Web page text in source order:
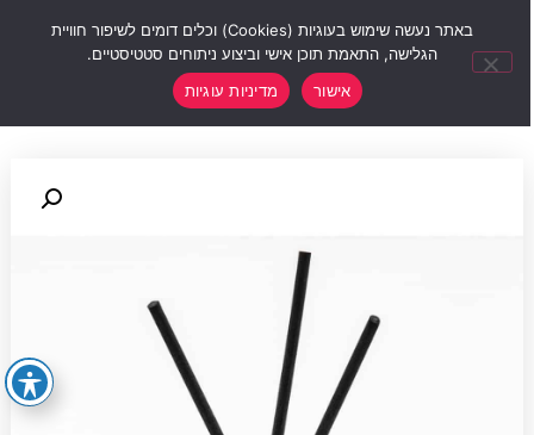
באתר נעשה שימוש בעוגיות (Cookies) וכלים דומים לשיפור חוויית
הגלישה, התאמת תוכן אישי וביצוע ניתוחים סטטיסטיים.
אישור
מדיניות עוגיות